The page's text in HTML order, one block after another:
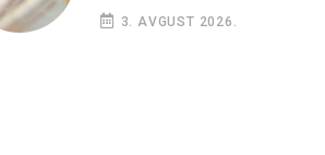
za obračun plaća
budžetskim
3. AVGUST 2026.